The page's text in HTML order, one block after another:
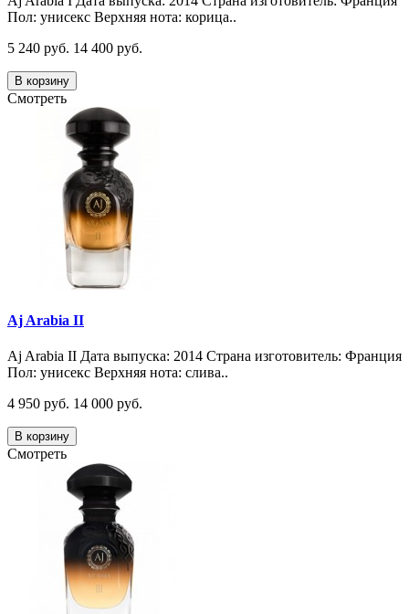
Пол: унисекс Верхняя нота: корица..
5 240 руб. 14 400 руб.
В корзину
Смотреть
Aj Arabia II
Aj Arabia II Дата выпуска: 2014 Страна изготовитель: Франция
Пол: унисекс Верхняя нота: слива..
4 950 руб. 14 000 руб.
В корзину
Смотреть